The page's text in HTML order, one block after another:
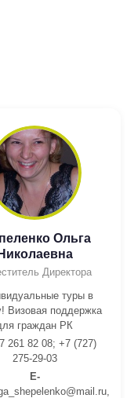
Ольга
Николаевна
Директора
туры в
Визовая поддержка
граждан РК
261 82 08; +7 (727)
275-29-03
E-